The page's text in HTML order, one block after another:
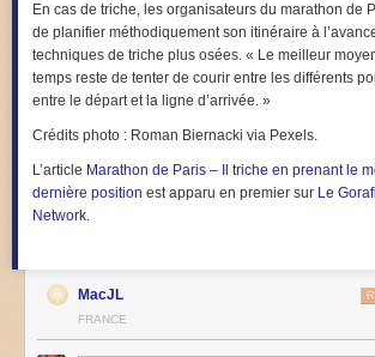
En cas de triche, les organisateurs du marathon de
de planifier méthodiquement son itinéraire à
techniques de triche plus osées. « Le meilleur
temps reste de tenter de courir entre les différents
entre le départ et la ligne d’arrivée. »
Crédits photo : Roman Biernacki via Pexels.
L’article Marathon de Paris – Il triche en prenant le
dernière position est apparu en premier sur Le
Network.
MacJL
FRANCE